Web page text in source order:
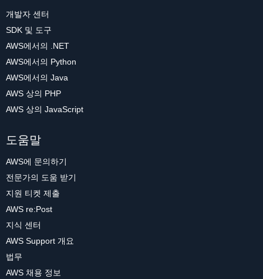
개발자 센터
SDK 및 도구
AWS에서의 .NET
AWS에서의 Python
AWS에서의 Java
AWS 상의 PHP
AWS 상의 JavaScript
도움말
AWS에 문의하기
전문가의 도움 받기
지원 티켓 제출
AWS re:Post
지식 센터
AWS Support 개요
법무
AWS 채용 정보